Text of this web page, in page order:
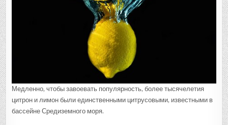
Медленно, чтобы завоевать популярность, более тысячелетия
цитрон и лимон были единственными цитрусовыми, известными в
бассейне Средиземного моря.